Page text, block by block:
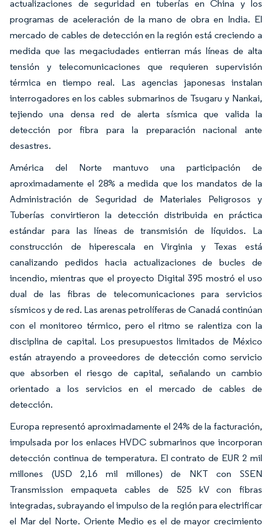
actualizaciones de seguridad en tuberías en China y los
programas de aceleración de la mano de obra en India. El
mercado de cables de detección en la región está creciendo a
medida que las megaciudades entierran más líneas de alta
tensión y telecomunicaciones que requieren supervisión
térmica en tiempo real. Las agencias japonesas instalan
interrogadores en los cables submarinos de Tsugaru y Nankai,
tejiendo una densa red de alerta sísmica que valida la
detección por fibra para la preparación nacional ante
desastres.
América del Norte mantuvo una participación de
aproximadamente el 28% a medida que los mandatos de la
Administración de Seguridad de Materiales Peligrosos y
Tuberías convirtieron la detección distribuida en práctica
estándar para las líneas de transmisión de líquidos. La
construcción de hiperescala en Virginia y Texas está
canalizando pedidos hacia actualizaciones de bucles de
incendio, mientras que el proyecto Digital 395 mostró el uso
dual de las fibras de telecomunicaciones para servicios
sísmicos y de red. Las arenas petrolíferas de Canadá continúan
con el monitoreo térmico, pero el ritmo se ralentiza con la
disciplina de capital. Los presupuestos limitados de México
están atrayendo a proveedores de detección como servicio
que absorben el riesgo de capital, señalando un cambio
orientado a los servicios en el mercado de cables de
detección.
Europa representó aproximadamente el 24% de la facturación,
impulsada por los enlaces HVDC submarinos que incorporan
detección continua de temperatura. El contrato de EUR 2 mil
millones (USD 2,16 mil millones) de NKT con SSEN
Transmission empaqueta cables de 525 kV con fibras
integradas, subrayando el impulso de la región para electrificar
el Mar del Norte. Oriente Medio es el de mayor crecimiento